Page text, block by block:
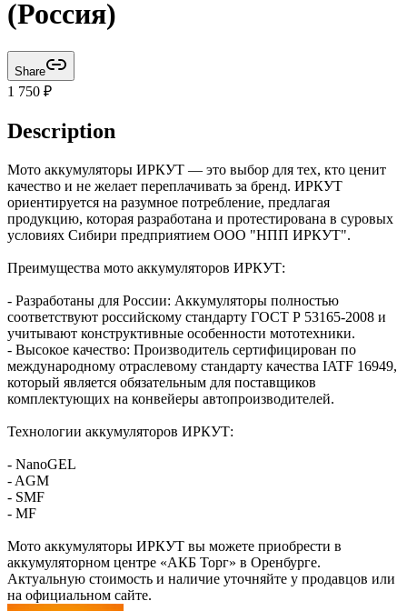
(Россия)
Share
1 750 ₽
Description
Мото аккумуляторы ИРКУТ — это выбор для тех, кто ценит
качество и не желает переплачивать за бренд. ИРКУТ
ориентируется на разумное потребление, предлагая
продукцию, которая разработана и протестирована в суровых
условиях Сибири предприятием ООО "НПП ИРКУТ".
Преимущества мото аккумуляторов ИРКУТ:
- Разработаны для России: Аккумуляторы полностью
соответствуют российскому стандарту ГОСТ Р 53165-2008 и
учитывают конструктивные особенности мототехники.
- Высокое качество: Производитель сертифицирован по
международному отраслевому стандарту качества IATF 16949,
который является обязательным для поставщиков
комплектующих на конвейеры автопроизводителей.
Технологии аккумуляторов ИРКУТ:
- NanoGEL
- AGM
- SMF
- MF
Мото аккумуляторы ИРКУТ вы можете приобрести в
аккумуляторном центре «АКБ Торг» в Оренбурге.
Актуальную стоимость и наличие уточняйте у продавцов или
на официальном сайте.